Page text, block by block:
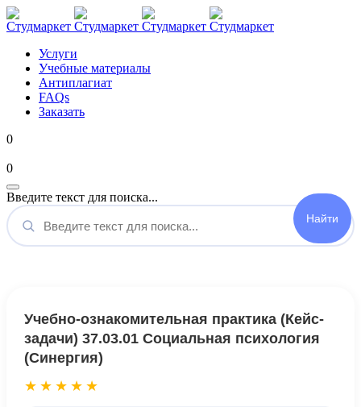
Услуги
Учебные материалы
Антиплагиат
FAQs
Заказать
0
0
Введите текст для поиска...
Учебно-ознакомительная практика (Кейс-
задачи) 37.03.01 Социальная психология
(Синергия)
★★★★★